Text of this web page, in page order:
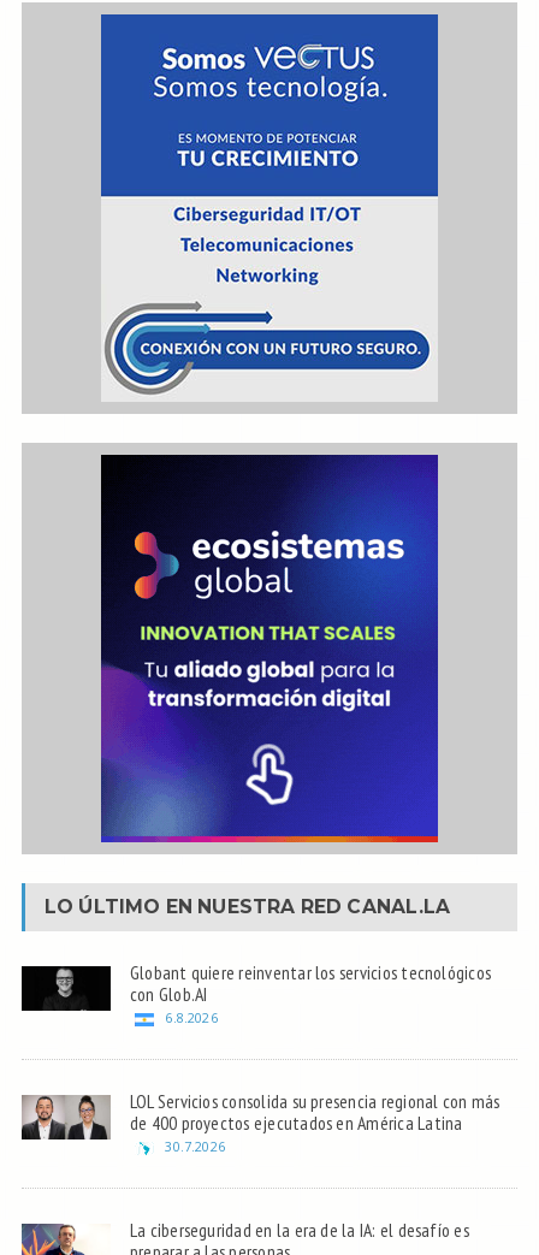
LO ÚLTIMO EN NUESTRA RED CANAL.LA
Globant quiere reinventar los servicios tecnológicos
con Glob.AI
6.8.2026
LOL Servicios consolida su presencia regional con más
de 400 proyectos ejecutados en América Latina
30.7.2026
La ciberseguridad en la era de la IA: el desafío es